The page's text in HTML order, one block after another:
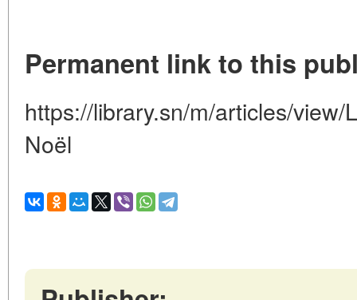
Permanent link to this
https://library.sn/m/articles/
Noël